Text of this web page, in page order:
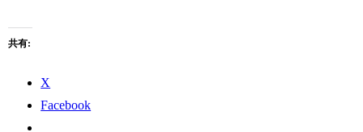
共有:
X
Facebook